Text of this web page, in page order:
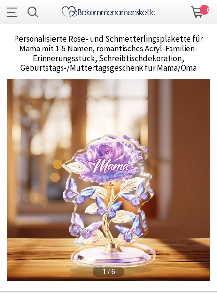
0
Personalisierte Rose- und Schmetterlingsplakette für
Mama mit 1-5 Namen, romantisches Acryl-Familien-
Erinnerungsstück, Schreibtischdekoration,
Geburtstags-/Muttertagsgeschenk für Mama/Oma
1/6